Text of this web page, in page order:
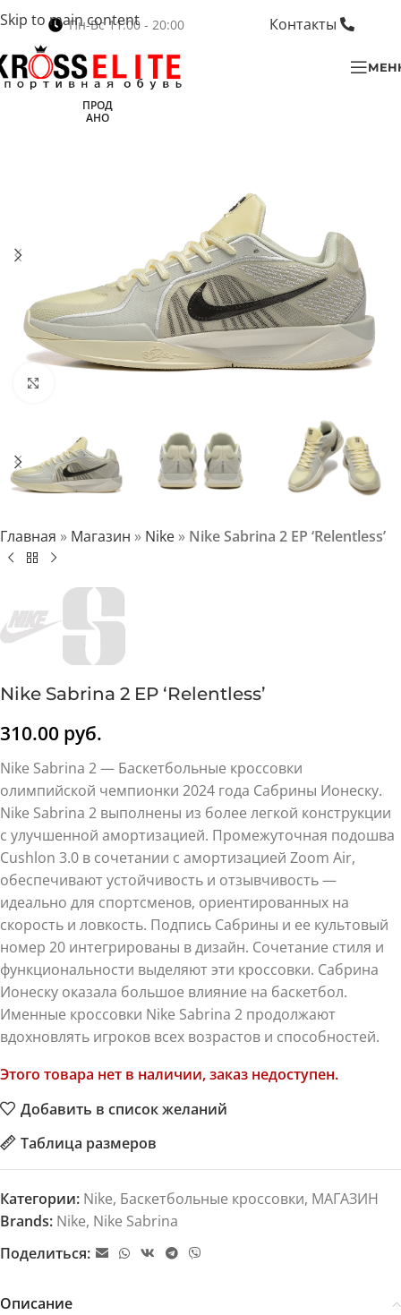
Skip to main content
Пн-Вс 11:00 - 20:00 Контакты
ПРОД
АНО
Главная » Магазин » Nike » Nike Sabrina 2 EP ‘Relentless’
Nike Sabrina 2 EP ‘Relentless’
310.00 руб.
Nike Sabrina 2 — Баскетбольные кроссовки
олимпийской чемпионки 2024 года Сабрины Ионеску.
Nike Sabrina 2 выполнены из более легкой конструкции
с улучшенной амортизацией. Промежуточная подошва
Cushlon 3.0 в сочетании с амортизацией Zoom Air,
обеспечивают устойчивость и отзывчивость —
идеально для спортсменов, ориентированных на
скорость и ловкость. Подпись Сабрины и ее культовый
номер 20 интегрированы в дизайн. Сочетание стиля и
функциональности выделяют эти кроссовки. Сабрина
Ионеску оказала большое влияние на баскетбол.
Именные кроссовки Nike Sabrina 2 продолжают
вдохновлять игроков всех возрастов и способностей.
Этого товара нет в наличии, заказ недоступен.
Добавить в список желаний
Таблица размеров
Категории: Nike, Баскетбольные кроссовки, МАГАЗИН
Brands: Nike, Nike Sabrina
Поделиться:
Описание